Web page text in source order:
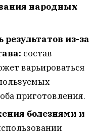
народных
из-за
состав
варьироваться
приготовления.
болезнями и